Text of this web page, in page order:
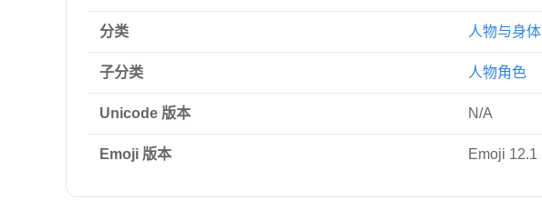
分类 人物与身体
子分类 人物角色
Unicode 版本 N/A
Emoji 版本 Emoji 12.1